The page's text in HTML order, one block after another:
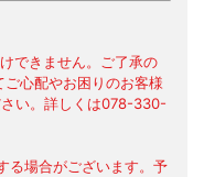
できません。ご了承の
心配やお困りのお客様
い。詳しくは078-330-
る場合がございます。予